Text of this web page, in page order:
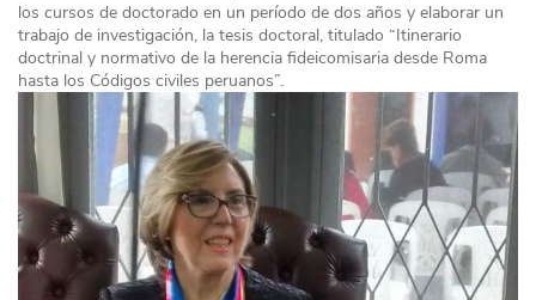
los cursos de doctorado en un período de dos años y elaborar un
trabajo de investigación, la tesis doctoral, titulado “Itinerario
doctrinal y normativo de la herencia fideicomisaria desde Roma
hasta los Códigos civiles peruanos”.